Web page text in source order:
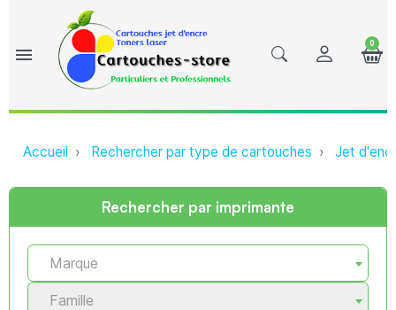
menu
0
Accueil Rechercher par type de cartouches Jet
Rechercher par imprimante
Marque
Famille